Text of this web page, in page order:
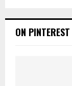
ON PINTEREST